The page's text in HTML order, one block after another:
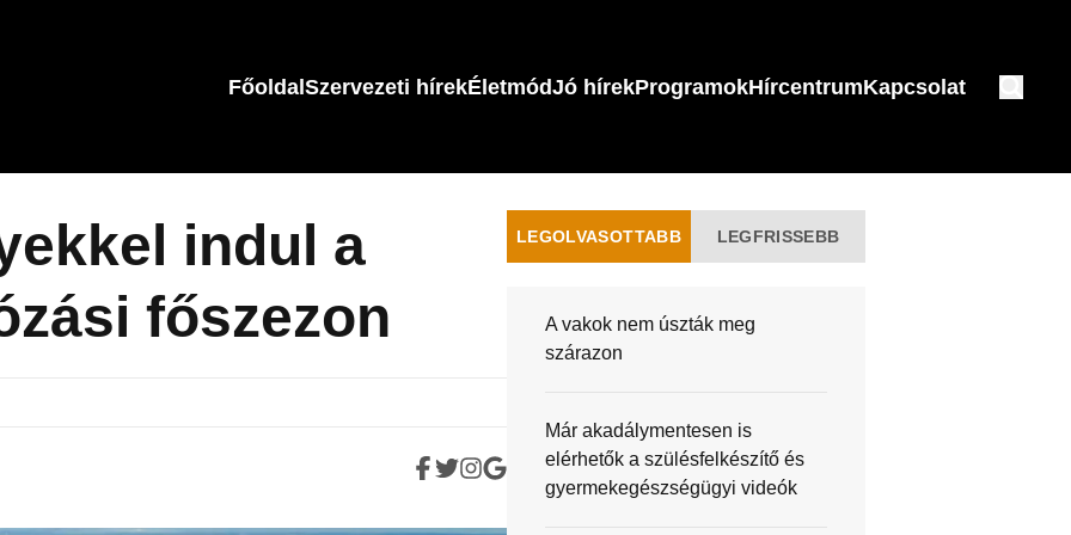
FőoldalSzervezeti hírekÉletmódJó hírekProgramokHírcentrumKapcsolat
indul a
főszezon
LEGOLVASOTTABB LEGFRISSEBB
A vakok nem úszták meg
szárazon
Már akadálymentesen is
elérhetők a szülésfelkészítő és
gyermekegészségügyi videók